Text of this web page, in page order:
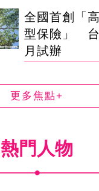
全國首創「
型保險」
月試辦
更多焦點+
熱門人物